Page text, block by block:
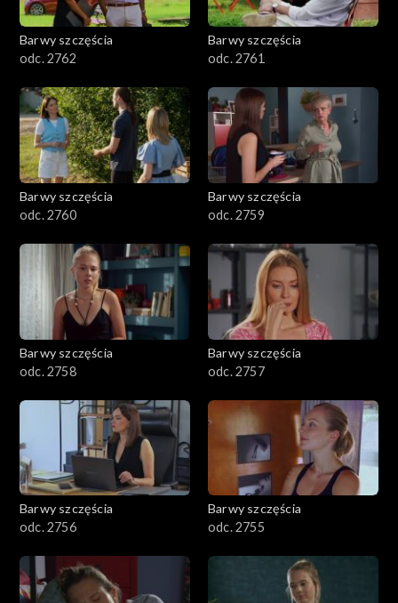
Barwy szczęścia
odc. 2762
Barwy szczęścia
odc. 2761
Barwy szczęścia
odc. 2760
Barwy szczęścia
odc. 2759
Barwy szczęścia
odc. 2758
Barwy szczęścia
odc. 2757
Barwy szczęścia
odc. 2756
Barwy szczęścia
odc. 2755